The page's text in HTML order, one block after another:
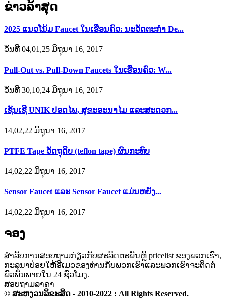
ຂ່າວລ້າສຸດ
2025 ແນວໂນ້ມ Faucet ໃນເຮືອນຄົວ: ນະວັດຕະກໍາ De...
ວັນທີ 04,01,25 ມິຖຸນາ 16, 2017
Pull-Out vs. Pull-Down Faucets ໃນເຮືອນຄົວ: W...
ວັນທີ 30,10,24 ມິຖຸນາ 16, 2017
ເຊັນເຊີ UNIK ປອດໄພ, ສຸຂະອະນາໄມ ແລະສະດວກ...
14,02,22 ມິຖຸນາ 16, 2017
PTFE Tape ວັດຖຸດິບ (teflon tape) ຜົນກະທົບ
14,02,22 ມິຖຸນາ 16, 2017
Sensor Faucet ແລະ Sensor Faucet ແມ່ນຫຍັງ...
14,02,22 ມິຖຸນາ 16, 2017
ຈອງ
ສໍາ​ລັບ​ການ​ສອບ​ຖາມ​ກ່ຽວ​ກັບ​ຜະ​ລິດ​ຕະ​ພັນ​ຫຼື pricelist ຂອງ​ພວກ​ເຮົາ​,
ກະ​ລຸ​ນາ​ປ່ອຍ​ໃຫ້​ອີ​ເມວ​ຂອງ​ທ່ານ​ກັບ​ພວກ​ເຮົາ​ແລະ​ພວກ​ເຮົາ​ຈະ​ຕິດ​ຕໍ່​
ພົວ​ພັນ​ພາຍ​ໃນ 24 ຊົ່ວ​ໂມງ​.
ສອບຖາມລາຄາ
© ສະຫງວນລິຂະສິດ - 2010-2022 : All Rights Reserved.